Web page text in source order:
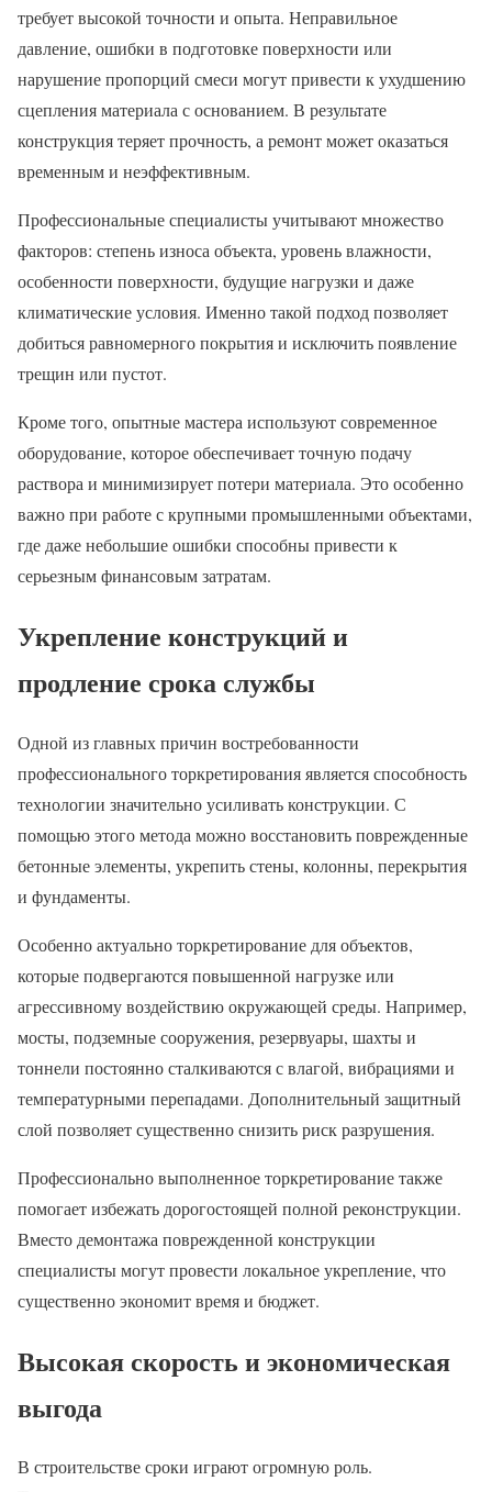
требует высокой точности и опыта. Неправильное
давление, ошибки в подготовке поверхности или
нарушение пропорций смеси могут привести к ухудшению
сцепления материала с основанием. В результате
конструкция теряет прочность, а ремонт может оказаться
временным и неэффективным.
Профессиональные специалисты учитывают множество
факторов: степень износа объекта, уровень влажности,
особенности поверхности, будущие нагрузки и даже
климатические условия. Именно такой подход позволяет
добиться равномерного покрытия и исключить появление
трещин или пустот.
Кроме того, опытные мастера используют современное
оборудование, которое обеспечивает точную подачу
раствора и минимизирует потери материала. Это особенно
важно при работе с крупными промышленными объектами,
где даже небольшие ошибки способны привести к
серьезным финансовым затратам.
Укрепление конструкций и
продление срока службы
Одной из главных причин востребованности
профессионального торкретирования является способность
технологии значительно усиливать конструкции. С
помощью этого метода можно восстановить поврежденные
бетонные элементы, укрепить стены, колонны, перекрытия
и фундаменты.
Особенно актуально торкретирование для объектов,
которые подвергаются повышенной нагрузке или
агрессивному воздействию окружающей среды. Например,
мосты, подземные сооружения, резервуары, шахты и
тоннели постоянно сталкиваются с влагой, вибрациями и
температурными перепадами. Дополнительный защитный
слой позволяет существенно снизить риск разрушения.
Профессионально выполненное торкретирование также
помогает избежать дорогостоящей полной реконструкции.
Вместо демонтажа поврежденной конструкции
специалисты могут провести локальное укрепление, что
существенно экономит время и бюджет.
Высокая скорость и экономическая
выгода
В строительстве сроки играют огромную роль.